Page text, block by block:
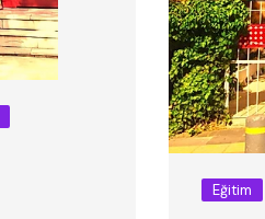
Eğitim